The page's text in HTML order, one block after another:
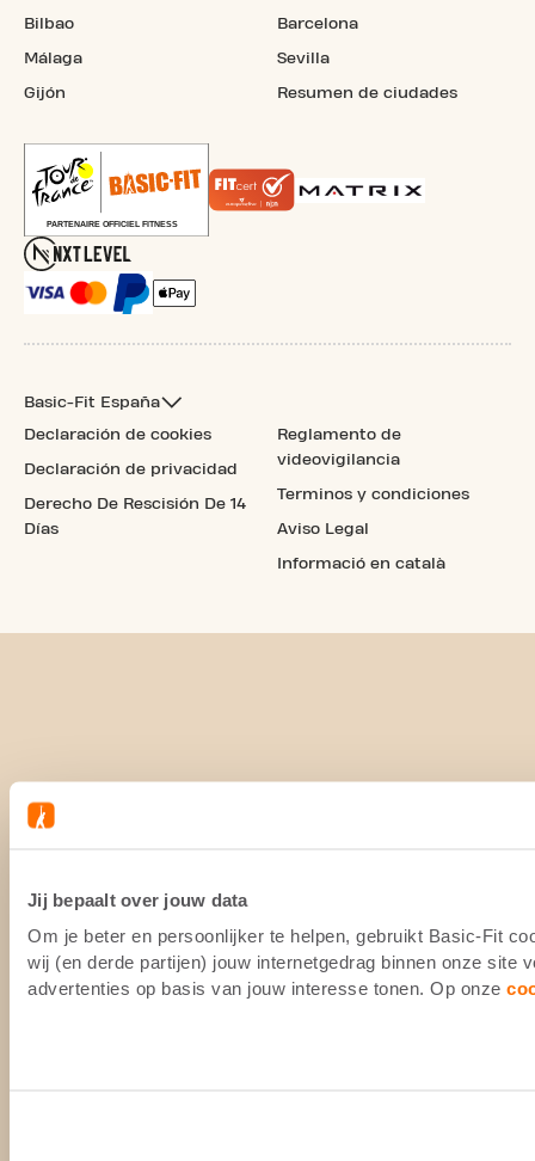
Jij bepaalt over jouw data
Om je beter en persoonlijker te helpen, gebruikt Basic-Fit
wij (en derde partijen) jouw internetgedrag binnen onze site
advertenties op basis van jouw interesse tonen. Op onze
Bilbao
Málaga
Gijón
Barcelona
Sevilla
Resumen de ciudades
Basic-Fit España
Declaración de cookies
Declaración de privacidad
Derecho De Rescisión De 14
Días
Reglamento de
videovigilancia
Terminos y condiciones
Aviso Legal
Informació en català